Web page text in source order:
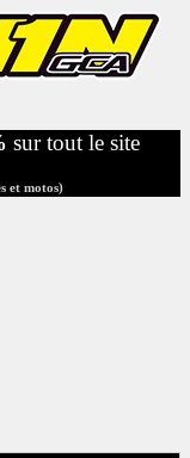
sur tout le site
et motos)